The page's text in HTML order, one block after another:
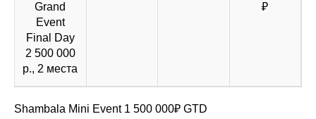
Grand
Event
Final Day
2 500 000
р., 2 места
₽
Shambala Mini Event 1 500 000₽ GTD